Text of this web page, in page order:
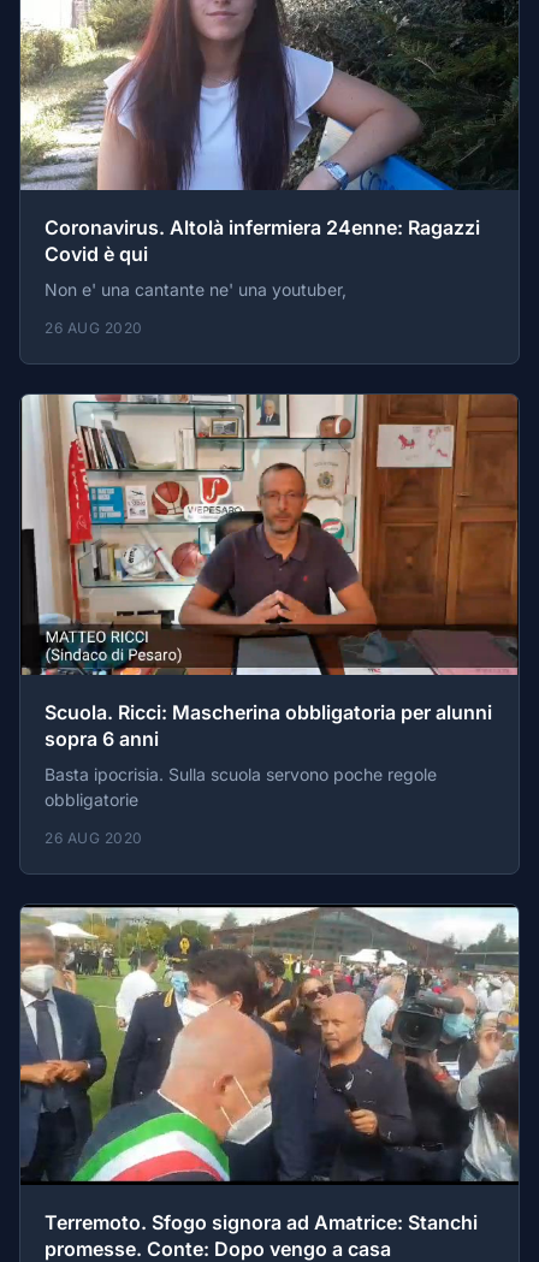
Coronavirus. Altolà infermiera 24enne: Ragazzi
Covid è qui
Non e' una cantante ne' una youtuber,
26 AUG 2020
Scuola. Ricci: Mascherina obbligatoria per alunni
sopra 6 anni
Basta ipocrisia. Sulla scuola servono poche regole
obbligatorie
26 AUG 2020
Terremoto. Sfogo signora ad Amatrice: Stanchi
promesse. Conte: Dopo vengo a casa